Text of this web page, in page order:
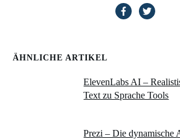
ÄHNLICHE ARTIKEL
ElevenLabs AI –
Text zu Sprache Tools
Prezi – Die dynamische